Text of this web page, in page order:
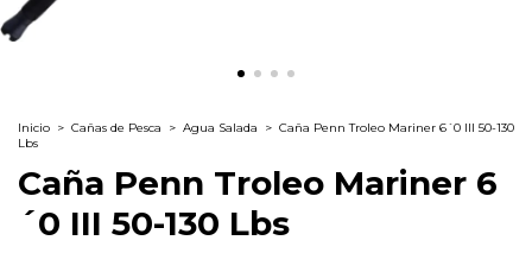
Inicio > Cañas de Pesca > Agua Salada > Caña Penn Troleo Mariner 6´0 III 50-130
Lbs
Caña Penn Troleo Mariner 6
´0 III 50-130 Lbs